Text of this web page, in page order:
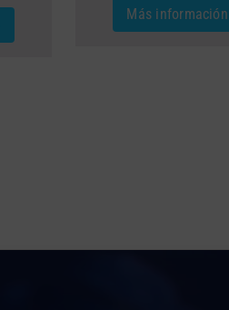
Más información